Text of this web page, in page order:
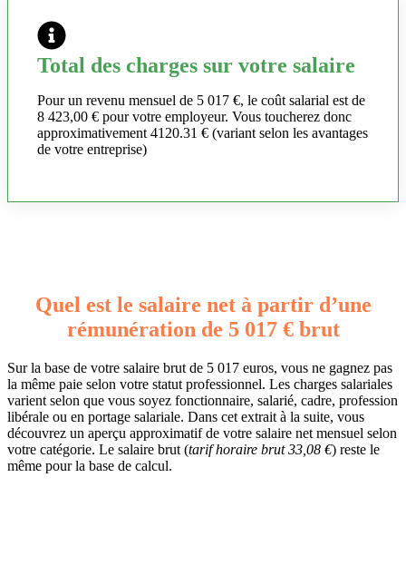
Total des charges sur votre salaire
Pour un revenu mensuel de 5 017 €, le coût salarial est de
8 423,00 € pour votre employeur. Vous toucherez donc
approximativement 4120.31 € (variant selon les avantages
de votre entreprise)
Quel est le salaire net à partir d’une
rémunération de 5 017 € brut
Sur la base de votre salaire brut de 5 017 euros, vous ne gagnez pas
la même paie selon votre statut professionnel. Les charges salariales
varient selon que vous soyez fonctionnaire, salarié, cadre, profession
libérale ou en portage salariale. Dans cet extrait à la suite, vous
découvrez un aperçu approximatif de votre salaire net mensuel selon
votre catégorie. Le salaire brut (tarif horaire brut 33,08 €) reste le
même pour la base de calcul.